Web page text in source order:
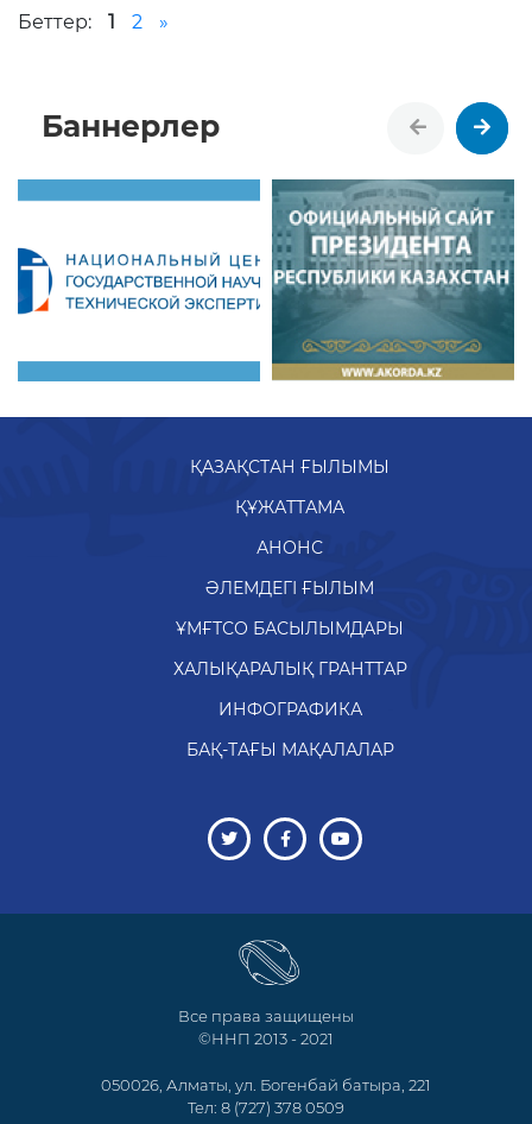
Беттер: 1 2 »
Баннерлер
ҚАЗАҚСТАН ҒЫЛЫМЫ
ҚҰЖАТТАМА
АНОНС
ӘЛЕМДЕГІ ҒЫЛЫМ
ҰМҒТСО БАСЫЛЫМДАРЫ
ХАЛЫҚАРАЛЫҚ ГРАНТТАР
ИНФОГРАФИКА
БАҚ-ТАҒЫ МАҚАЛАЛАР
Все права защищены
©ННП 2013 - 2021
050026, Алматы, ул. Богенбай батыра, 221
Тел: 8 (727) 378 0509